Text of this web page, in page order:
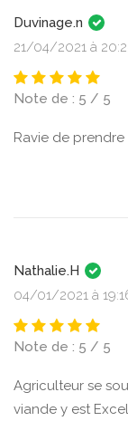
Duvinage.n
21/04/2021 à
Note de : 5 / 5
Ravie de
Nathalie.H
04/01/2021 à
Note de : 5 / 5
Agriculteur se
viande y est